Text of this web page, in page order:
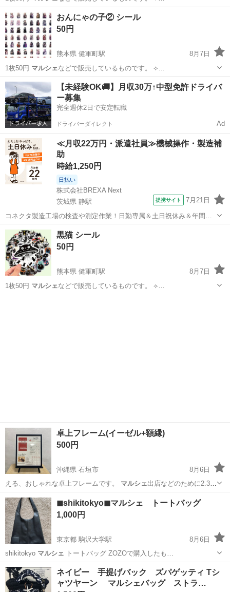
熊本 熊本市 ノベルティグッズ
おんにゃの子② シール
50円
熊本県 健軍町駅
8月7日
1枚50円 マルシェ などで販売しているものです。 ⟡…
熊本 熊本市 健軍町駅 ネイル おん
【未経験OK🚚】月収30万↑中型免許ドライバ
ー募集
完全週休2日で安定転職
ドライバーダイレクト Ad
≪月収22万円・派遣社員≫機械操作・製造補
助
時給1,250円
日払い
株式会社BREXA Next
茨城県 静駅
提携サイト 7月21日
コネクタ製造工場の検査や測定作業！日勤専属＆土日祝休み＆年間休
日128日★クリーンルーム内作業★マイカー通勤OK＆無料駐車場あり
★就業先食堂利用可！日払い制度あり！《茨城県常陸大宮市》 人気の
工場のお仕事 ◇コネクタ製造工...
茨城 常陸大宮市
黒猫 シール
50円
熊本県 健軍町駅
8月7日
1枚50円 マルシェ などで販売しているものです。 ⟡…
卓上フレーム(イーゼル+額縁)
500円
沖縄県 石垣市
8月6日
える、おしゃれな卓上フレームです。 マルシェ出店などのために2.3回
使用しました…
沖縄 石垣市 イーゼル
◼︎shikitokyo◼︎マルシェ トートバッグ
1,000円
東京都 駒沢大学駅
8月6日
shikitokyo マルシェ トートバッグ ZOZOで購入したも…
東京 世田谷区 駒沢大学駅 バッグ kyo
ネイビー 手提げバック ズパゲッティ Tシ
ャツヤーン マルシェバッグ ストラ…